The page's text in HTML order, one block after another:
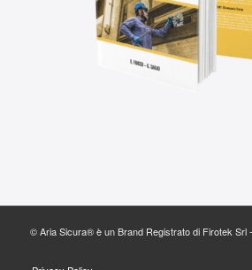
© Aria Sicura® è un Brand Registrato di Firotek Srl